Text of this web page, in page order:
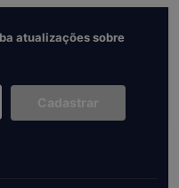
atualizações sobre
Cadastrar